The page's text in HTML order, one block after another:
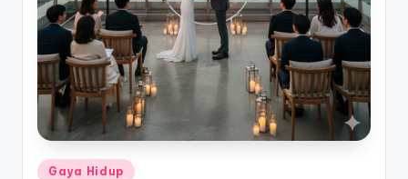
Posted
Gaya Hidup